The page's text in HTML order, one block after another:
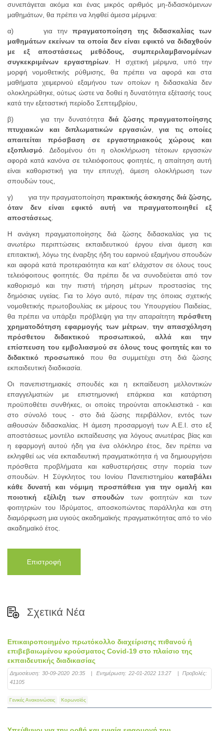
συνεπάγεται ακόμα και ένας μικρός αριθμός μη-διδασκόμενων
μαθημάτων, θα πρέπει να ληφθεί άμεσα μέριμνα:
α) για τηνπραγματοποίηση της διδασκαλίας των
μαθημάτων εκείνων τα οποία δεν είναι εφικτό να διδαχθούν
με εξ αποστάσεως μεθόδους, συμπεριλαμβανομένων
συγκεκριμένων εργαστηρίων . Η σχετική μέριμνα, υπό την
μορφή νομοθετικής ρύθμισης, θα πρέπει να αφορά και στα
μαθήματα χειμερινού εξαμήνου των οποίων η διδασκαλία δεν
ολοκληρώθηκε, ούτως ώστε να δοθεί η δυνατότητα εξέτασής τους
κατά την εξεταστική περίοδο Σεπτεμβρίου,
β) για την δυνατότητα διά ζώσης πραγματοποίησης
πτυχιακών και διπλωματικών εργασιών
για τις οποίες
απαιτείται πρόσβαση σε εργαστηριακούς χώρους και
εξοπλισμό . Δεδομένου ότι η ολοκλήρωση τέτοιων εργασιών
αφορά κατά κανόνα σε τελειόφοιτους φοιτητές, η απαίτηση αυτή
είναι καθοριστική για την επιτυχή, άμεση ολοκλήρωση των
σπουδών τους,
γ) για την πραγματοποίηση πρακτικής άσκησης διά ζώσης,
όταν δεν είναι εφικτό αυτή να πραγματοποιηθεί εξ
αποστάσεως
Η ανάγκη πραγματοποίησης διά ζώσης διδασκαλίας για τις
ανωτέρω περιπτώσεις εκπαιδευτικού έργου είναι άμεση και
επιτακτική, λόγω της έναρξης ήδη του εαρινού εξαμήνου σπουδών
και αφορά κατά προτεραιότητα και κατ’ ελάχιστον σε όλους τους
τελειόφοιτους φοιτητές. Θα πρέπει δε να συνοδεύεται από τον
καθορισμό και την πιστή τήρηση μέτρων προστασίας της
δημόσιας υγείας. Για το λόγο αυτό, πέραν της όποιας σχετικής
νομοθετικής πρωτοβουλίας εκ μέρους του Υπουργείου Παιδείας,
θα πρέπει να υπάρξει πρόβλεψη για την απαραίτητη πρόσθετη
χρηματοδότηση εφαρμογής των μέτρων
την απασχόληση
πρόσθετου διδακτικού προσωπικού, αλλά και την
επίσπευση του εμβολιασμού σε όλους τους φοιτητές και το
διδακτικό προσωπικό που θα συμμετέχει στη διά ζώσης
εκπαιδευτική διαδικασία.
Οι πανεπιστημιακές σπουδές και η εκπαίδευση μελλοντικών
επαγγελματιών με επιστημονική επάρκεια και κατάρτιση
προϋποθέτει συνθήκες, οι οποίες τηρούνται αποκλειστικά - και
στο σύνολό τους - στο διά ζώσης περιβάλλον, εντός των
αιθουσών διδασκαλίας. Η άμεση προσαρμογή των Α.Ε.Ι. στο εξ
αποστάσεως μοντέλο εκπαίδευσης για λόγους ανωτέρας βίας και
η εφαρμογή αυτού ήδη για ένα ολόκληρο έτος, δεν πρέπει να
εκληφθεί ως νέα εκπαιδευτική πραγματικότητα ή να δημιουργήσει
πρόσθετα προβλήματα και καθυστερήσεις στην πορεία των
σπουδών. Η Σύγκλητος του Ιονίου Πανεπιστημίου καταβάλει
κάθε δυνατή και νόμιμη προσπάθεια για την ομαλή και
ποιοτική εξέλιξη των σπουδών των φοιτητών και των
φοιτητριών του Ιδρύματος, αποσκοπώντας παράλληλα και στη
διαμόρφωση μια υγιούς ακαδημαϊκής πραγματικότητας από το νέο
ακαδημαϊκό έτος.
Επιστροφή
Σχετικά Νέα
Επικαιροποιημένο πρωτόκολλο διαχείρισης πιθανού ή
επιβεβαιωμένου κρούσματος Covid-19 στο πλαίσιο της
εκπαιδευτικής διαδικασίας
Δημοσίευση: 30-09-2020 20:35 | Ενημέρωση: 22-01-2022 13:27 |
Προβολές:
41105
Γενικές Ανακοινώσεις Κορωνοϊός